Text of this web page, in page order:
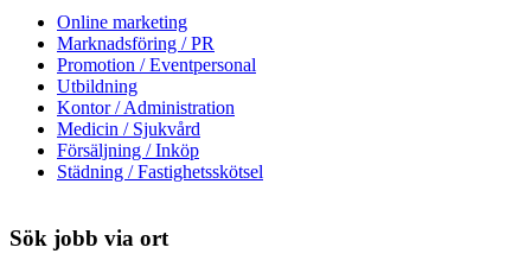
Online marketing
Marknadsföring / PR
Promotion / Eventpersonal
Utbildning
Kontor / Administration
Medicin / Sjukvård
Försäljning / Inköp
Städning / Fastighetsskötsel
Sök jobb via ort